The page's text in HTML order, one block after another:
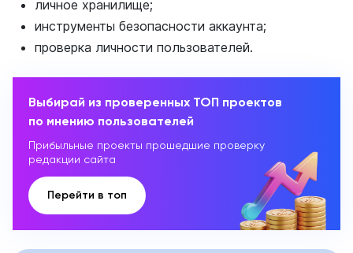
личное хранилище;
инструменты безопасности аккаунта;
проверка личности пользователей.
Выбирай из проверенных ТОП проектов
по мнению пользователей
Прибыльные проекты прошедшие проверку
редакции сайта
Перейти в топ